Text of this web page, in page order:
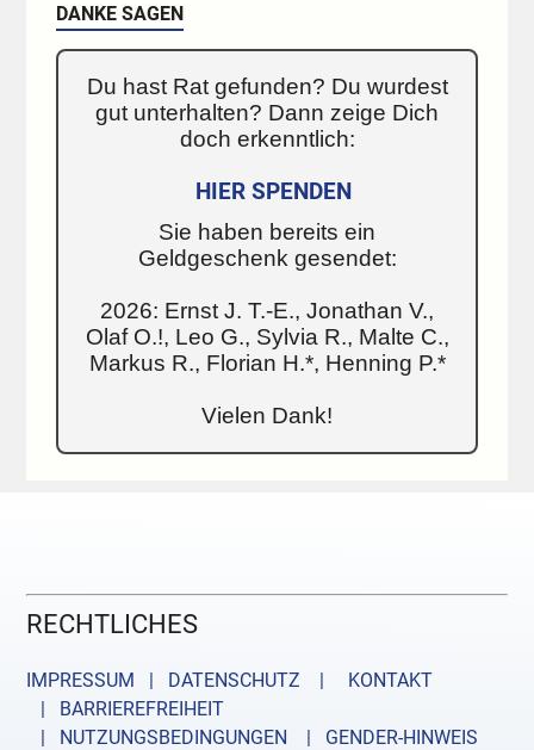
DANKE SAGEN
Du hast Rat gefunden? Du wurdest
gut unterhalten? Dann zeige Dich
doch erkenntlich:
HIER SPENDEN
Sie haben bereits ein
Geldgeschenk gesendet:
2026: Ernst J. T.-E., Jonathan V.,
Olaf O.!, Leo G., Sylvia R., Malte C.,
Markus R., Florian H.*, Henning P.*
Vielen Dank!
RECHTLICHES
IMPRESSUM | DATENSCHUTZ |
KONTAKT
| BARRIEREFREIHEIT
| NUTZUNGSBEDINGUNGEN
| GENDER-HINWEIS